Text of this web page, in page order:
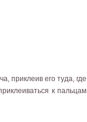
приклеив его туда, где
к пальцам